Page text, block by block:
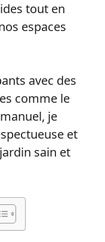
tout en
espaces
avec des
comme le
je
et
sain et